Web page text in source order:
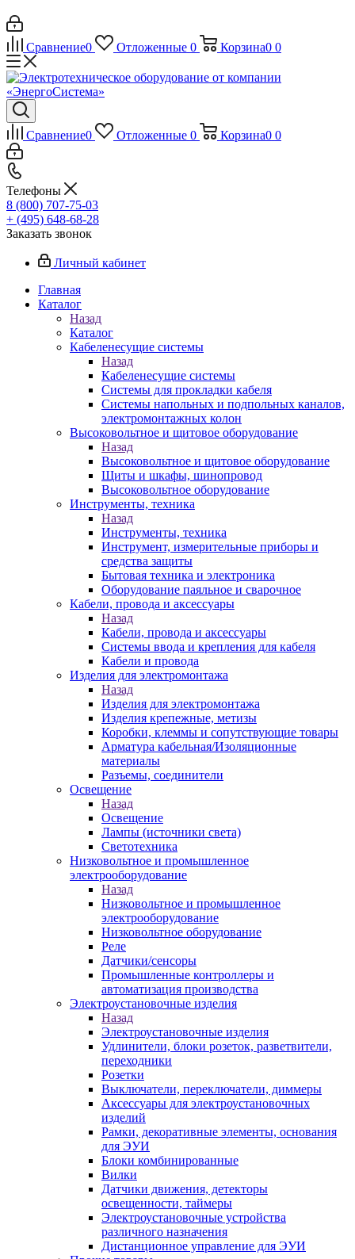
Сравнение0 Отложенные 0 Корзина0 0
Сравнение0 Отложенные 0 Корзина0 0
Телефоны
8 (800) 707-75-03
+ (495) 648-68-28
Заказать звонок
Личный кабинет
Главная
Каталог
Назад
Каталог
Кабеленесущие системы
Назад
Кабеленесущие системы
Системы для прокладки кабеля
Системы напольных и подпольных каналов,
электромонтажных колон
Высоковольтное и щитовое оборудование
Назад
Высоковольтное и щитовое оборудование
Щиты и шкафы, шинопровод
Высоковольтное оборудование
Инструменты, техника
Назад
Инструменты, техника
Инструмент, измерительные приборы и
средства защиты
Бытовая техника и электроника
Оборудование паяльное и сварочное
Кабели, провода и аксессуары
Назад
Кабели, провода и аксессуары
Системы ввода и крепления для кабеля
Кабели и провода
Изделия для электромонтажа
Назад
Изделия для электромонтажа
Изделия крепежные, метизы
Коробки, клеммы и сопутствующие товары
Арматура кабельная/Изоляционные
материалы
Разъемы, соединители
Освещение
Назад
Освещение
Лампы (источники света)
Светотехника
Низковольтное и промышленное
электрооборудование
Назад
Низковольтное и промышленное
электрооборудование
Низковольтное оборудование
Реле
Датчики/сенсоры
Промышленные контроллеры и
автоматизация производства
Электроустановочные изделия
Назад
Электроустановочные изделия
Удлинители, блоки розеток, разветвители,
переходники
Розетки
Выключатели, переключатели, диммеры
Аксессуары для электроустановочных
изделий
Рамки, декоративные элементы, основания
для ЭУИ
Блоки комбинированные
Вилки
Датчики движения, детекторы
освещенности, таймеры
Электроустановочные устройства
различного назначения
Дистанционное управление для ЭУИ